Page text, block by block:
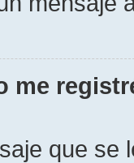
me
que se